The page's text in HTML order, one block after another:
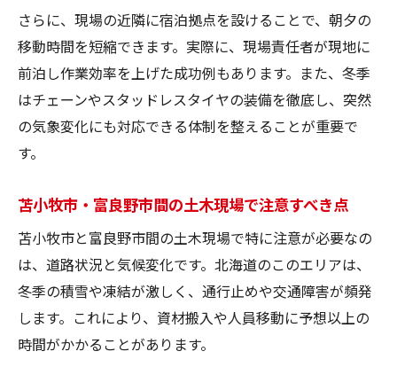
知識
土木分野での現場配置と移動手段の選定基
準
実務で活きる土木移動計画の工夫と改善策
現場業務を支える土木分野の移動計画術
苫小牧・富良野間で信頼される土木企業の
特徴
土木現場に強い企業の実績と評価ポイント
土木分野で企業を選ぶ際に重視するべき視
さらに、現場の近隣に宿泊拠点を設けることで、朝夕の
移動時間を短縮できます。実際に、現場責任者が現地に
前泊し作業効率を上げた成功例もあります。また、冬季
はチェーンやスタッドレスタイヤの装備を徹底し、突然
の気象変化にも対応できる体制を整えることが重要で
す。
苫小牧市・富良野市間の土木現場で注意すべき点
苫小牧市と富良野市間の土木現場で特に注意が必要なの
は、道路状況と気候変化です。北海道のこのエリアは、
冬季の積雪や凍結が激しく、通行止めや交通障害が頻発
します。これにより、資材搬入や人員移動に予想以上の
時間がかかることがあります。